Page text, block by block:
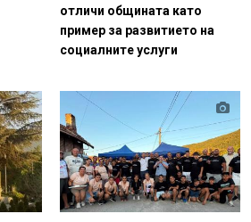
отличи общината като
пример за развитието на
социалните услуги